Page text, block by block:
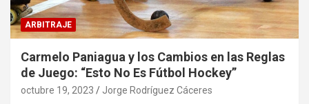
ARBITRAJE
Carmelo Paniagua y los Cambios en las Reglas
de Juego: “Esto No Es Fútbol Hockey”
octubre 19, 2023 Jorge Rodríguez Cáceres